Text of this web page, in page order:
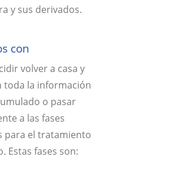
y sus derivados.
con
volver a casa y
toda la información
o pasar
a las fases
para el tratamiento
Estas fases son: